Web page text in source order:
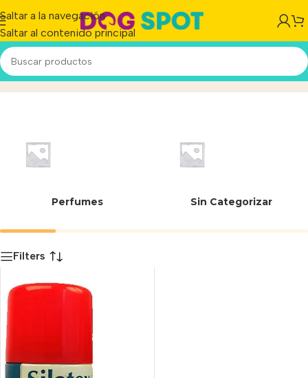
Saltar a la navegación
Saltar al contenido principal
VALVULA FOGGERInicio/Producto
Perfumes Sin Categorizar
Filters